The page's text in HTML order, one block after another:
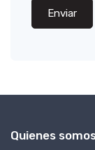
Enviar
Quienes